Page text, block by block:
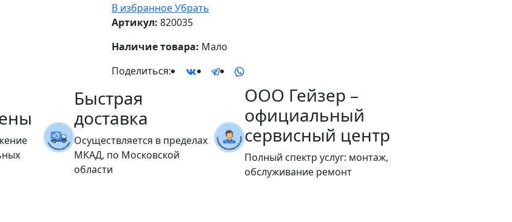
В избранноеУбрать
Артикул: 820035
Наличие товара: Мало
Поделиться:
Быстрая
доставка
Осуществляется в пределах
МКАД, по Московской
области
ООО Гейзер –
официальный
сервисный центр
Полный спектр услуг: монтаж,
обслуживание ремонт